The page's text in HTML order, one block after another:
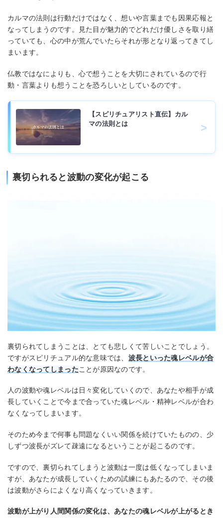
カルマの法則は行動だけではなく、想いや言葉までも因果応報と
なってしまうのです。見た目が魅力的でどれだけ優しさを取り繕
っていても、心の中が荒んでいたらそれが形となり返ってきてし
まいます。
仏教ではなによりも、心で想うことを大切にされているので行
動・言葉よりも想うことを恐ろしいとしているのです。
【スピリチュアリスト直伝】カル
マの法則とは
裏切られると波動の変化が起こる
裏切られてしまうことは、とても悲しくて苦しいことでしょう。
ですがスピリチュアル的な意味では、 波長といった魂レベルが合
わなくなってしまったことが原因なのです。
人の波動や魂レベルは日々変化していくので、あなたや相手が成
長していくことで今まで合っていた魂レベル・精神レベルが合わ
なくなってしまいます。
そのため今まで何事も問題なくいい関係を続けていたものの、少
しずつ波長がズレて疎遠になるということが起こるのです。
ですので、裏切られてしまうと波動は一度は低くなってしまいま
すが、あなたが成長していくための試練にもあたるので、その後
は波動がさらによくなり高くなっていきます。
波動が上がり人間関係の変化は、あなたの魂レベルが上がるとき